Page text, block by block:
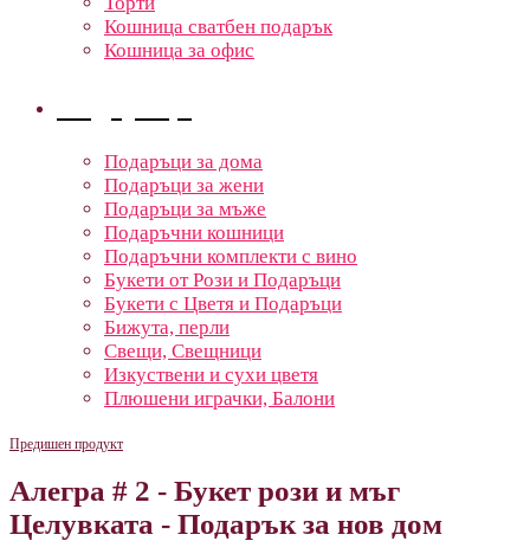
Кошница сватбен подарък
Кошница за офис
Подаръци за дома
Подаръци за жени
Подаръци за мъже
Подаръчни кошници
Подаръчни комплекти с вино
Букети от Рози и Подаръци
Букети с Цветя и Подаръци
Бижута, перли
Свещи, Свещници
Изкуствени и сухи цветя
Плюшени играчки, Балони
Предишен продукт
Алегра # 2 - Букет рози и мъг
Целувката - Подарък за нов дом